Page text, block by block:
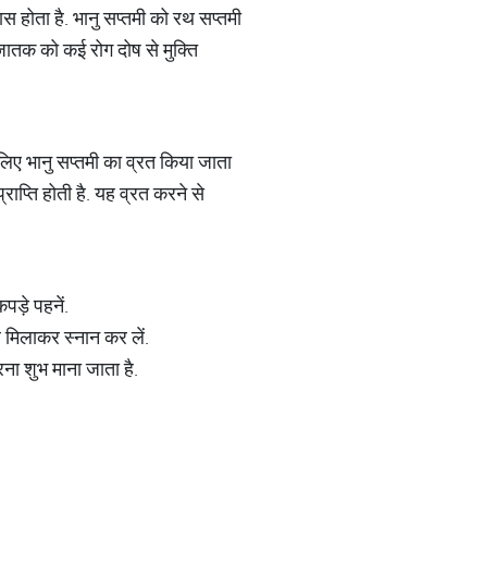
होता है. भानु सप्तमी को रथ सप्तमी
को कई रोग दोष से मुक्ति
भानु सप्तमी का व्रत किया जाता
होती है. यह व्रत करने से
पहनें.
मिलाकर स्नान कर लें.
शुभ माना जाता है.